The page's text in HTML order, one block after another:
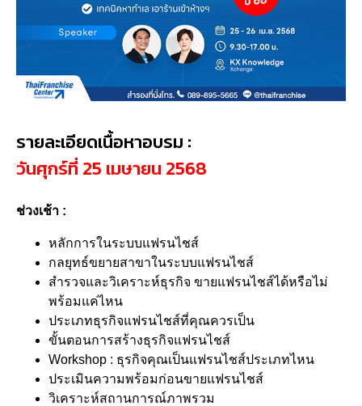
รายละเอียดเนื้อหาอบรม :
วันศุกร์ที่ 25 เมษายน 2568
ช่วงเช้า :
หลักการในระบบแฟรนไชส์
กลยุทธ์ขยายสาขาในระบบแฟรนไชส์
สำรวจและวิเคราะห์ธุรกิจ ขายแฟรนไชส์ได้หรือไม่
พร้อมแค่ไหน
ประเภทธุรกิจแฟรนไชส์ที่คุณควรเป็น
ขั้นตอนการสร้างธุรกิจแฟรนไชส์
Workshop : ธุรกิจคุณเป็นแฟรนไชส์ประเภทไหน
ประเมินความพร้อมก่อนขายแฟรนไชส์
วิเคราะห์สถานการณ์ภาพรวม